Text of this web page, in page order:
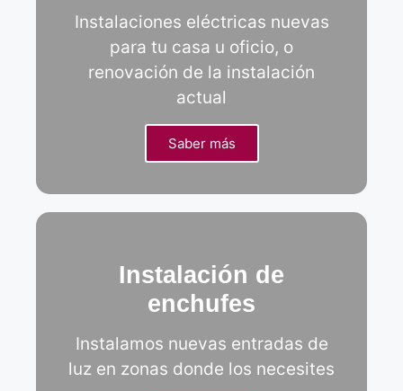
Instalaciones eléctricas nuevas
para tu casa u oficio, o
renovación de la instalación
actual
Saber más
Instalación de
enchufes
Instalamos nuevas entradas de
luz en zonas donde los necesites